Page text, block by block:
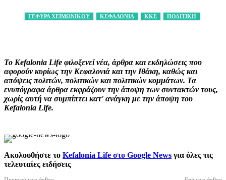
ΓΕΦΥΡΑ ΧΕΙΜΩΝΙΚΟΥ ΚΕΦΑΛΟΝΙΑ ΚΚΕ ΠΟΛΙΤΙΚΗ
Το Kefalonia Life φιλοξενεί νέα, άρθρα και εκδηλώσεις που
αφορούν κυρίως την Κεφαλονιά και την Ιθάκη, καθώς και
απόψεις πολιτών, πολιτικών και πολιτικών κομμάτων. Τα
ενυπόγραφα άρθρα εκφράζουν την άποψη των συντακτών τους,
χωρίς αυτή να συμπίπτει κατ' ανάγκη με την άποψη του
Kefalonia Life.
Ακολουθήστε το Kefalonia Life στο Google News για όλες τις
τελευταίες ειδήσεις